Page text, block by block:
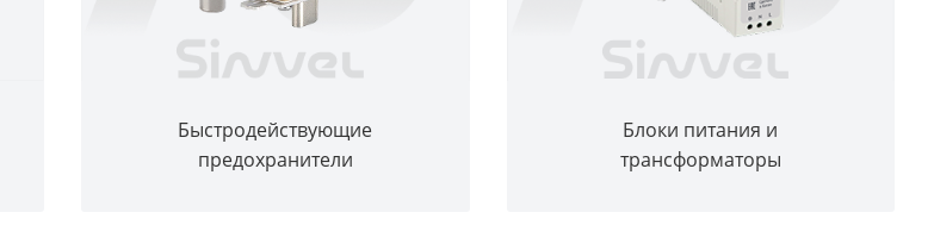
Быстродействующие
предохранители
Блоки питания и
трансформаторы